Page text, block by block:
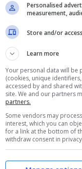
le idee
per le
26 Aprile 2022
Personalised
measurement,
Store and/or
Learn more
Your personal data will be
(cookies, unique
accessed by and shared
site. We and our partners
partners.
Some vendors may
interest, which you can
for a link at the bottom of
withdraw consent in